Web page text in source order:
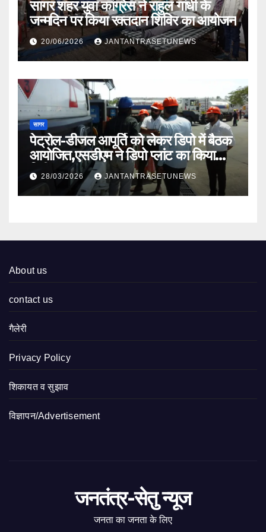
सागर शहर युवा कांग्रेस ने राहुल गांधी के
जन्मदिन पर किया रक्तदान शिविर का आयोजन
20/06/2026 JANTANTRASETUNEWS
सागर
पेट्रोल-डीजल आपूर्ति को लेकर डिपो में बैठक
आयोजित,एसडीएम ने डिपो प्लांट का किया
निरीक्षण
28/03/2026 JANTANTRASETUNEWS
About us
contact us
गैलेरी
Privacy Policy
शिकायत व सुझाव
विज्ञापन/Advertisement
जनतंत्र-सेतु न्यूज
जनता का जनता के लिए